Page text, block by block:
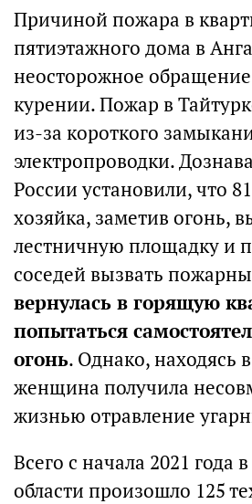
Причиной пожара в
пятиэтажного дома в
неосторожное
курении. Пожар в
из-за короткого
электропроводки.
России установили, что
хозяйка, заметив огонь,
лестничную площадку и
соседей вызвать
вернулась в горящую
попытаться
огонь. Однако, находясь
женщина получила
жизнью отравление
Всего с начала 2021 года
области произошло 125